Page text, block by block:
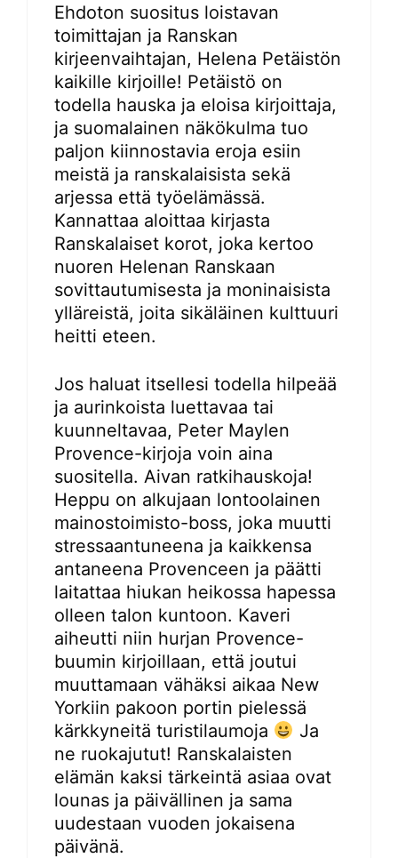
Ehdoton suositus loistavan
toimittajan ja Ranskan
kirjeenvaihtajan, Helena Petäistön
kaikille kirjoille! Petäistö on
todella hauska ja eloisa kirjoittaja,
ja suomalainen näkökulma tuo
paljon kiinnostavia eroja esiin
meistä ja ranskalaisista sekä
arjessa että työelämässä.
Kannattaa aloittaa kirjasta
Ranskalaiset korot, joka kertoo
nuoren Helenan Ranskaan
sovittautumisesta ja moninaisista
ylläreistä, joita sikäläinen kulttuuri
heitti eteen.
Jos haluat itsellesi todella hilpeää
ja aurinkoista luettavaa tai
kuunneltavaa, Peter Maylen
Provence-kirjoja voin aina
suositella. Aivan ratkihauskoja!
Heppu on alkujaan lontoolainen
mainostoimisto-boss, joka muutti
stressaantuneena ja kaikkensa
antaneena Provenceen ja päätti
laitattaa hiukan heikossa hapessa
olleen talon kuntoon. Kaveri
aiheutti niin hurjan Provence-
buumin kirjoillaan, että joutui
muuttamaan vähäksi aikaa New
Yorkiin pakoon portin pielessä
kärkkyneitä turistilaumoja
Ja
ne ruokajutut! Ranskalaisten
elämän kaksi tärkeintä asiaa ovat
lounas ja päivällinen ja sama
uudestaan vuoden jokaisena
päivänä.